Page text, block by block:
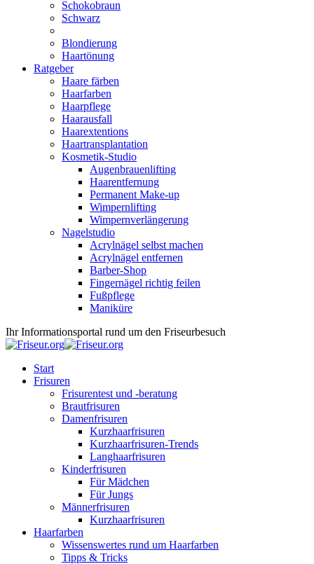
Schokobraun
Schwarz
Blondierung
Haartönung
Ratgeber
Haare färben
Haarfarben
Haarpflege
Haarausfall
Haarextentions
Haartransplantation
Kosmetik-Studio
Augenbrauenlifting
Haarentfernung
Permanent Make-up
Wimpernlifting
Wimpernverlängerung
Nagelstudio
Acrylnägel selbst machen
Acrylnägel entfernen
Barber-Shop
Fingernägel richtig feilen
Fußpflege
Maniküre
Ihr Informationsportal rund um den Friseurbesuch
Start
Frisuren
Frisurentest und -beratung
Brautfrisuren
Damenfrisuren
Kurzhaarfrisuren
Kurzhaarfrisuren-Trends
Langhaarfrisuren
Kinderfrisuren
Für Mädchen
Für Jungs
Männerfrisuren
Kurzhaarfrisuren
Haarfarben
Wissenswertes rund um Haarfarben
Tipps & Tricks